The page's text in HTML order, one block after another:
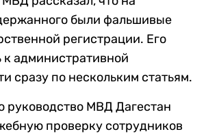
были фальшивые
регистрации. Его
к административной
сразу по нескольким статьям.
руководство МВД Дагестан
проверку сотрудников